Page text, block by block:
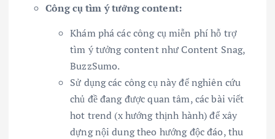
Công cụ tìm ý tưởng content:
Khám phá các công cụ miễn phí hỗ trợ
tìm ý tưởng content như Content Snag,
BuzzSumo.
Sử dụng các công cụ này để nghiên cứu
chủ đề đang được quan tâm, các bài viết
hot trend (x hướng thịnh hành) để xây
dựng nội dung theo hướng độc đáo, thu